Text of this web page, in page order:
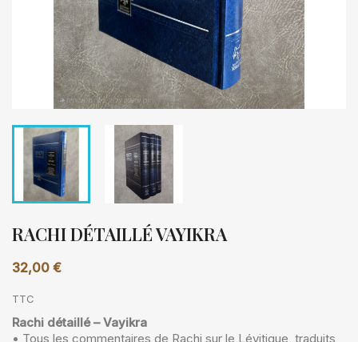
RACHI DÉTAILLÉ VAYIKRA
32,00 €
TTC
Rachi détaillé – Vayikra
• Tous les commentaires de Rachi sur le Lévitique, traduits